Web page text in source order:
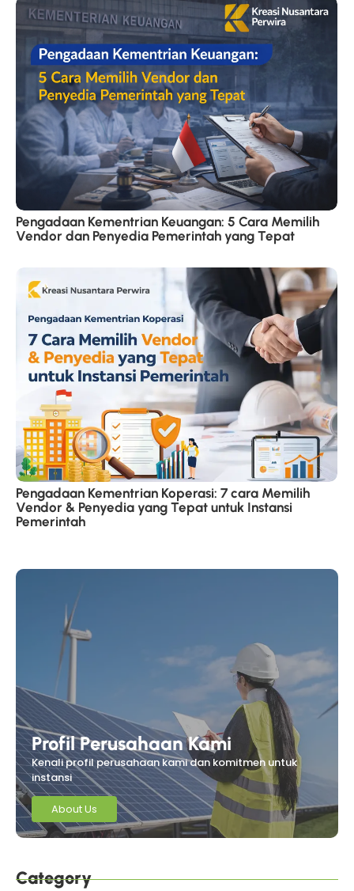
Pengadaan Kementrian Keuangan: 5 Cara Memilih
Vendor dan Penyedia Pemerintah yang Tepat
Pengadaan Kementrian Koperasi: 7 cara Memilih
Vendor & Penyedia yang Tepat untuk Instansi
Pemerintah
Profil Perusahaan Kami
Kenali profil perusahaan kami dan komitmen untuk
instansi
About Us
Category